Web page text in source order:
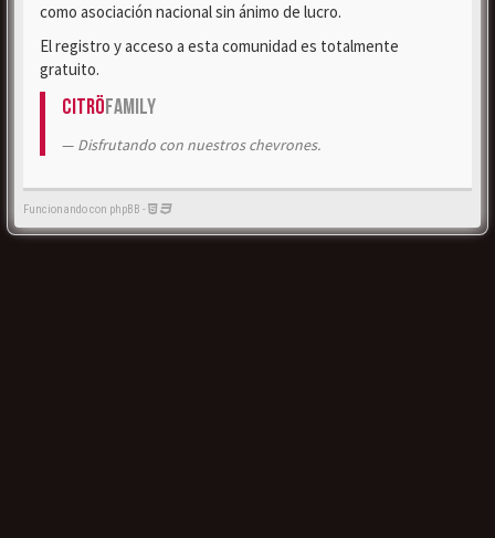
como asociación nacional sin ánimo de lucro.
El registro y acceso a esta comunidad es totalmente
gratuito.
CitröFamily
Disfrutando con nuestros chevrones.
Funcionando con phpBB -